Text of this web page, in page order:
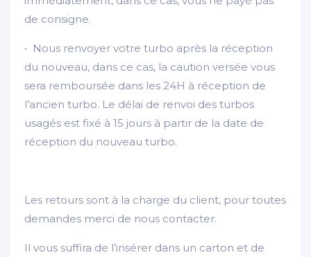
de consigne.
• Nous renvoyer votre turbo après la réception
du nouveau, dans ce cas, la caution versée vous
sera remboursée dans les 24H à réception de
l’ancien turbo. Le délai de renvoi des turbos
usagés est fixé à 15 jours à partir de la date de
réception du nouveau turbo.
Les retours sont à la charge du client, pour toutes
demandes merci de nous contacter.
Il vous suffira de l’insérer dans un carton et de